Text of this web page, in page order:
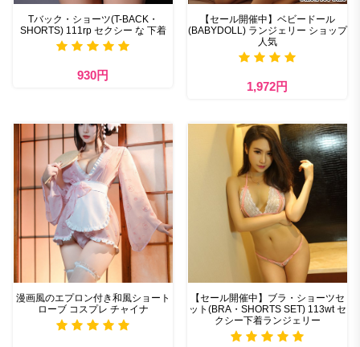
Tバック・ショーツ(T-BACK・
SHORTS) 111rp セクシー な 下着
930円
【セール開催中】ベビードール
(BABYDOLL) ランジェリー ショップ
人気
1,972円
漫画風のエプロン付き和風ショート
ローブ コスプレ チャイナ
【セール開催中】ブラ・ショーツセ
ット(BRA・SHORTS SET) 113wt セ
クシー下着ランジェリー